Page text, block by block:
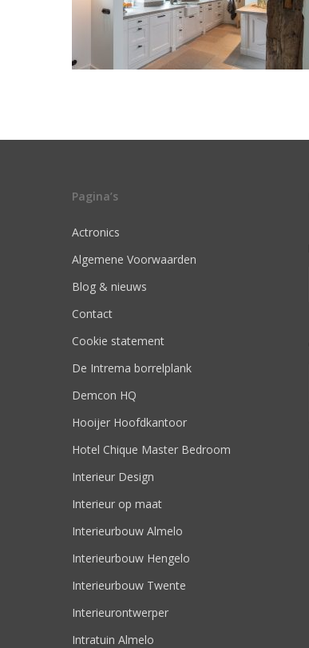
Pagina’s
Actronics
Algemene Voorwaarden
Blog & nieuws
Contact
Cookie statement
De Intrema borrelplank
Demcon HQ
Hooijer Hoofdkantoor
Hotel Chique Master Bedroom
Interieur Design
Interieur op maat
Interieurbouw Almelo
Interieurbouw Hengelo
Interieurbouw Twente
Interieurontwerper
Intratuin Almelo